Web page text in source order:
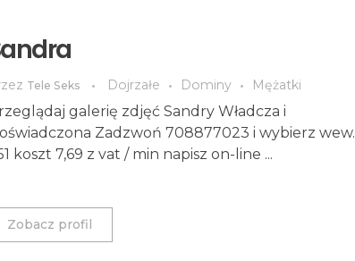
Tele Seks Dojrzałe Dominy Mężatki
galerię zdjęć Sandry Władcza i
Zadzwoń 708877023 i wybierz wew.
koszt 7,69 z vat / min napisz on-line ...
Zobacz profil